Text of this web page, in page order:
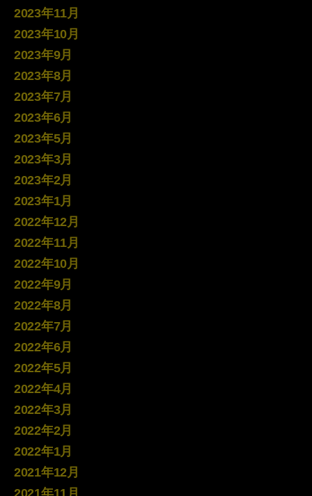
2023年11月
2023年10月
2023年9月
2023年8月
2023年7月
2023年6月
2023年5月
2023年3月
2023年2月
2023年1月
2022年12月
2022年11月
2022年10月
2022年9月
2022年8月
2022年7月
2022年6月
2022年5月
2022年4月
2022年3月
2022年2月
2022年1月
2021年12月
2021年11月